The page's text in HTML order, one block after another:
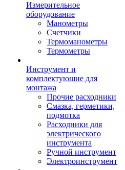
Измерительное
оборудование
Манометры
Счетчики
Термоманометры
Термометры
Инструмент и
комплектующие для
монтажа
Прочие расходники
Смазка, герметики,
подмотка
Расходники для
электрического
инструмента
Ручной инструмент
Электроинструмент